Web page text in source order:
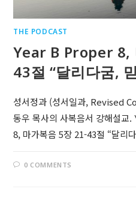
THE PODCAST
Year B Proper 8,
43절 “달리다굼,
성서정과 (성서일과, Revised
동우 목사의 사복음서 강해설
8, 마가복음 5장 21-43절 “달리
0 COMMENTS